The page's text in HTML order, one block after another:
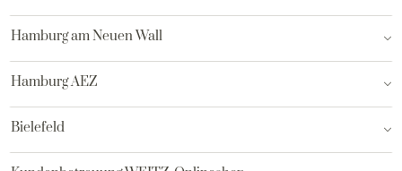
Hamburg am Neuen Wall
Hamburg AEZ
Bielefeld